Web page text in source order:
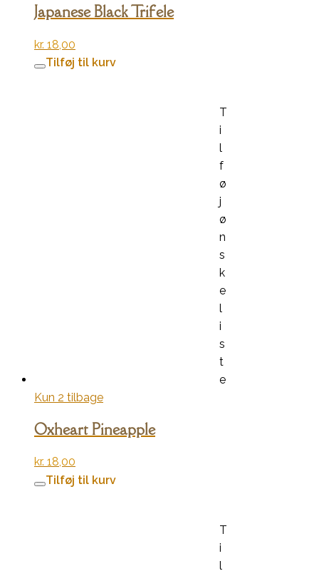
Japanese Black Trifele
kr. 18,00
Tilføj til kurv
T
i
l
f
ø
j
ø
n
s
k
e
l
i
s
t
e
Kun 2 tilbage
Oxheart Pineapple
kr. 18,00
Tilføj til kurv
T
i
l